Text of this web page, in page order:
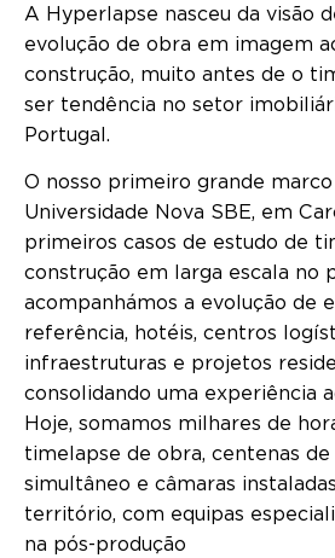
A Hyperlapse nasceu da visão
evolução de obra em imagem
construção, muito antes de o
ser tendência no setor
O nosso primeiro grande
Universidade Nova SBE, em
primeiros casos de estudo de
construção em larga escala no
acompanhámos a evolução de
referência, hotéis, centros
infraestruturas e projetos
consolidando uma experiência
Hoje, somamos milhares de
timelapse de obra, centenas
simultâneo e câmaras
território, com equipas
na pós-produção